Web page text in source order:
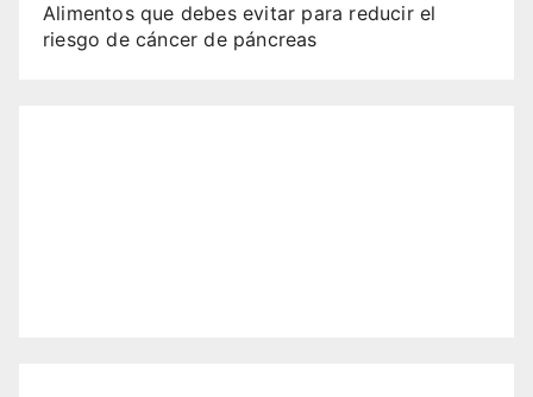
Alimentos que debes evitar para reducir el
riesgo de cáncer de páncreas